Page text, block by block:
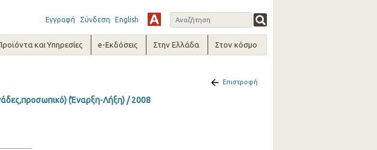
Εγγραφή Σύνδεση English
και Υπηρεσίες e-Εκδόσεις Στην Ελλάδα Στον κόσμο
Επιστροφή
(Έναρξη-Λήξη) / 2008